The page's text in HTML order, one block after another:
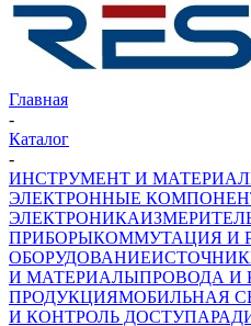
Главная
-
Каталог
-
ИНСТРУМЕНТ И
ЭЛЕКТРОННЫЕ
ЭЛЕКТРОНИКА
ПРИБОРЫКОММУТАЦИЯ И
ОБОРУДОВАНИЕ
И МАТЕРИАЛЫПРОВОДА И
ПРОДУКЦИЯМОБИЛЬНАЯ
И КОНТРОЛЬ ДОСТУПА